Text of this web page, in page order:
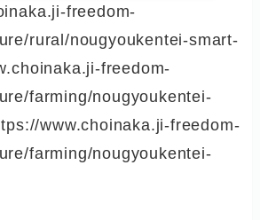
freedom-
rural/nougyoukentei-smart-
freedom-
farming/nougyoukentei-
www.choinaka.ji-freedom-
farming/nougyoukentei-